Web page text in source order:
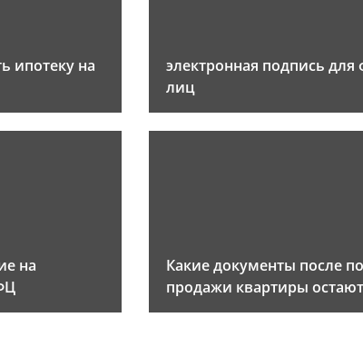
ипотеку на
электронная подпись для
лиц
на
Какие документы после
продажи квартиры